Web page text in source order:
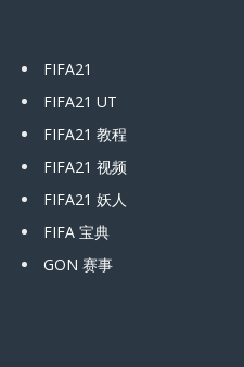
FIFA21
FIFA21 UT
FIFA21 教程
FIFA21 视频
FIFA21 妖人
FIFA 宝典
GON 赛事